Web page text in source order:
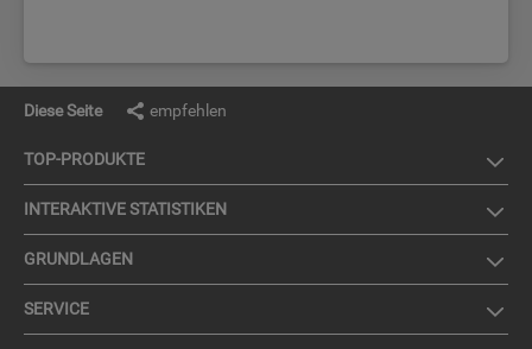
Diese Seite empfehlen
TOP-PRO­DUK­TE
IN­TER­AK­TI­VE STA­TIS­TI­KEN
GRUND­LA­GEN
SER­VICE